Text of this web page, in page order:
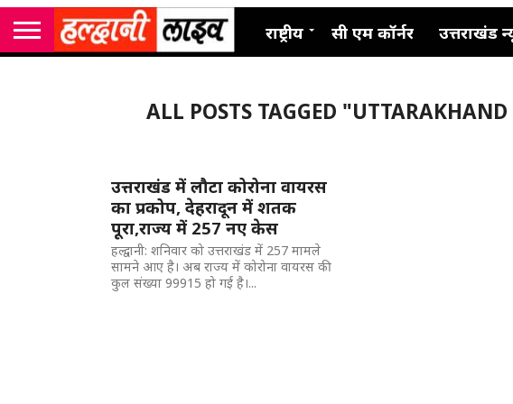
राष्ट्रीय सी एम कॉर्नर उत्तराखंड
ALL POSTS TAGGED
उत्तराखंड में लौटा कोरोना वायरस
का प्रकोप, देहरादून में शतक
पूरा,राज्य में 257 नए केस
हल्द्वानी: शनिवार को उत्तराखंड में 257 मामले
सामने आए है। अब राज्य में कोरोना वायरस की
कुल संख्या 99915 हो गई है।...